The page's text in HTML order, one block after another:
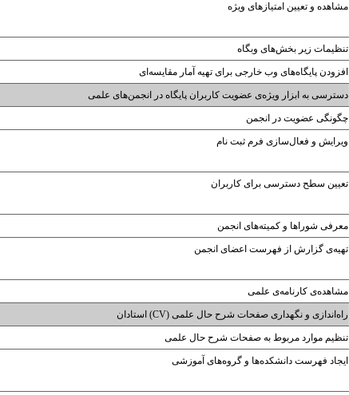
مشاهده‌ و تعیین امتیازهای ویژه
تنظیمات زیر بخش‌های وبگاه
افزودن پایگاه‌های وب خارجی برای تهیه آمار مقایسه‌ای
دسترسی به ابزار ویژه‌ی عضویت کاربران پایگاه در انجمن‌های علمی
چگونگی عضویت در انجمن
ویرایش و فعال‌سازی فرم ثبت نام
تعیین سطح دسترسی برای کاربران
معرفی شوراها و کمیته‌های انجمن
تهیه‌ی گزارش از فهرست اعضای انجمن
مشاهده‌ی کارنامه‌ی علمی
راه‌اندازی و نگهداری صفحات شرح حال علمی (CV) استادان
تنظیم موارد مربوط به صفحات شرح حال علمی
ایجاد فهرست دانشکده‌ها و گروه‌های آموزشی